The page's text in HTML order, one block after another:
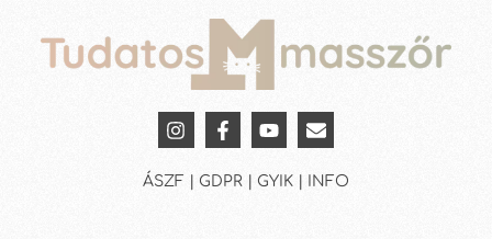
ÁSZF | GDPR | GYIK | INFO